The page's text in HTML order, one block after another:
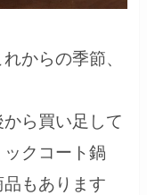
からの季節、
ら買い足して
クコート鍋
もあります